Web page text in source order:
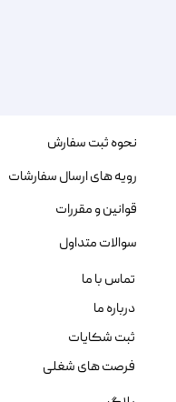
نحوه ثبت سفارش
رویه های ارسال سفارشات
قوانین و مقررات
سوالات متداول
تماس با ما
درباره ما
ثبت شکایات
فرصت های شغلی